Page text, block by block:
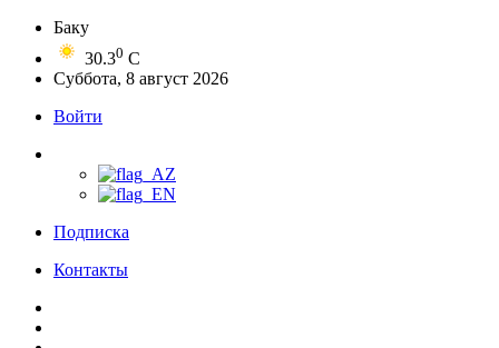
Баку
30.30 C
Суббота, 8 август 2026
Войти
Подписка
Контакты